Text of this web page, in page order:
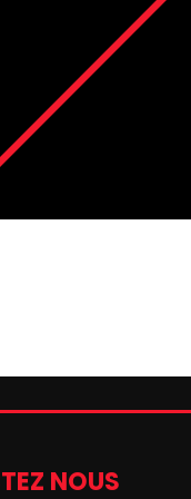
NOUS